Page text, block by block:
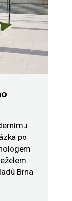
po
Brna